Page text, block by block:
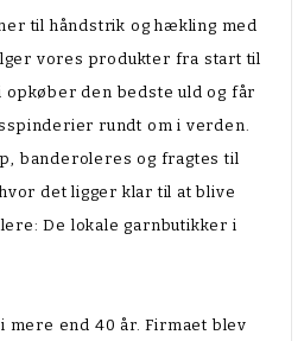
til håndstrik og hækling med
vores produkter fra start til
opkøber den bedste uld og får
rundt om i verden.
banderoleres og fragtes til
det ligger klar til at blive
De lokale garnbutikker i
mere end 40 år. Firmaet blev